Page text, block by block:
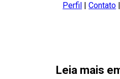
Perfil |Contato |
Leia mais